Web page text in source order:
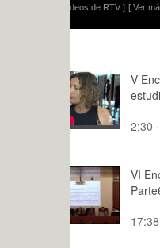
[ Ver más Vídeos
V Encuentro
estudiantes
2:30 · 2024
VI Encuentro
Parte6
17:38 · 2017